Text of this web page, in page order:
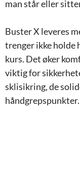
man står eller
Buster X leveres
trenger ikke holde
kurs. Det øker
viktig for
sklisikring, de
håndgrepspunkter.